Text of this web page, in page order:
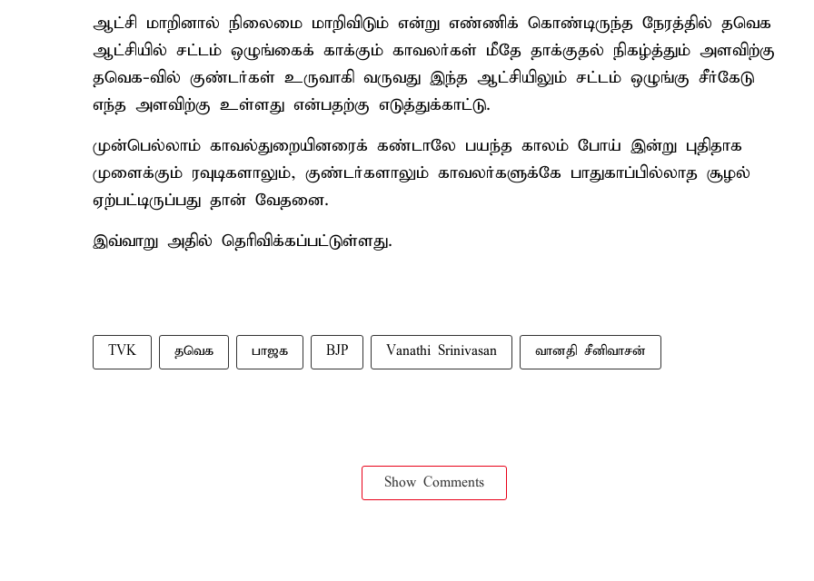
ஆட்சி மாறினால் நிலைமை மாறிவிடும் என்று எண்ணிக் கொண்டிருந்த நேரத்தில் தவெக
ஆட்சியில் சட்டம் ஒழுங்கைக் காக்கும் காவலர்கள் மீதே தாக்குதல் நிகழ்த்தும் அளவிற்கு
தவெக-வில் குண்டர்கள் உருவாகி வருவது இந்த ஆட்சியிலும் சட்டம் ஒழுங்கு சீர்கேடு
எந்த அளவிற்கு உள்ளது என்பதற்கு எடுத்துக்காட்டு.
முன்பெல்லாம் காவல்துறையினரைக் கண்டாலே பயந்த காலம் போய் இன்று புதிதாக
முளைக்கும் ரவுடிகளாலும், குண்டர்களாலும் காவலர்களுக்கே பாதுகாப்பில்லாத சூழல்
ஏற்பட்டிருப்பது தான் வேதனை.
இவ்வாறு அதில் தெரிவிக்கப்பட்டுள்ளது.
TVK தவெக பாஜக BJP Vanathi Srinivasan வானதி சீனிவாசன்
Show Comments